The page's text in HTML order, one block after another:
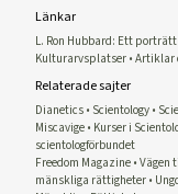
Länkar
L. Ron Hubbard: Ett porträtt
Kulturarvsplatser Artiklar
Relaterade sajter
Dianetics Scientology
Miscavige Kurser i
scientologförbundet
Freedom Magazine Vägen
mänskliga rättigheter